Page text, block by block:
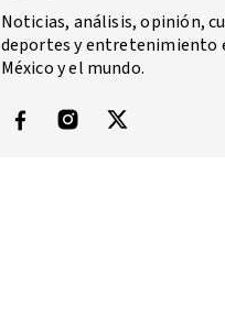
Noticias, análisis, opinión,
deportes y entretenimiento
México y el mundo.